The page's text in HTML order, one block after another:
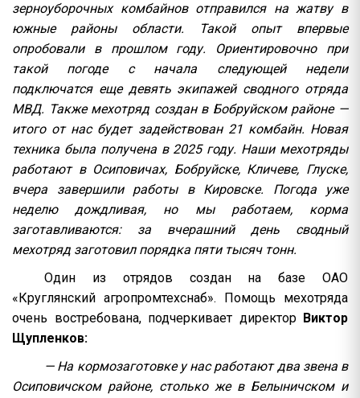
зерноуборочных комбайнов отправился на жатву в
южные районы области. Такой опыт впервые
опробовали в прошлом году. Ориентировочно при
такой погоде с начала следующей недели
подключатся еще девять экипажей сводного отряда
МВД. Также мехотряд создан в Бобруйском районе —
итого от нас будет задействован 21 комбайн. Новая
техника была получена в 2025 году. Наши мехотряды
работают в Осиповичах, Бобруйске, Кличеве, Глуске,
вчера завершили работы в Кировске. Погода уже
неделю дождливая, но мы работаем, корма
заготавливаются: за вчерашний день сводный
мехотряд заготовил порядка пяти тысяч тонн.
Один из отрядов создан на базе ОАО
«Круглянский агропромтехснаб». Помощь мехотряда
очень востребована, подчеркивает директор Виктор
Щупленков:
— На кормозаготовке у нас работают два звена в
Осиповичском районе, столько же в Белыничском и